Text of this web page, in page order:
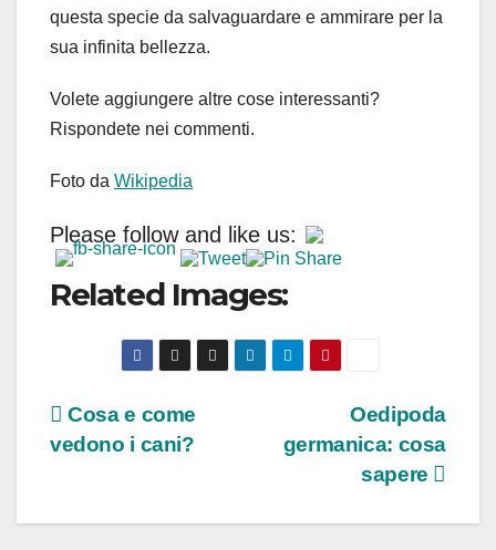
questa specie da salvaguardare e ammirare per la
sua infinita bellezza.
Volete aggiungere altre cose interessanti?
Rispondete nei commenti.
Foto da Wikipedia
Please follow and like us:
Related Images:
Navigazione
Oedipoda
germanica: cosa
sapere
Cosa e come
vedono i cani?